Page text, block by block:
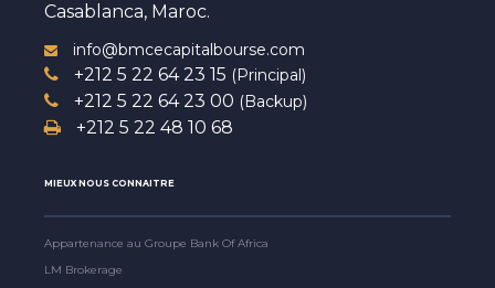
Casablanca, Maroc.
info@bmcecapitalbourse.com
+212 5 22 64 23 15 (Principal)
+212 5 22 64 23 00 (Backup)
+212 5 22 48 10 68
MIEUX NOUS CONNAITRE
Appartenance au Groupe Bank Of Africa
LM Brokerage